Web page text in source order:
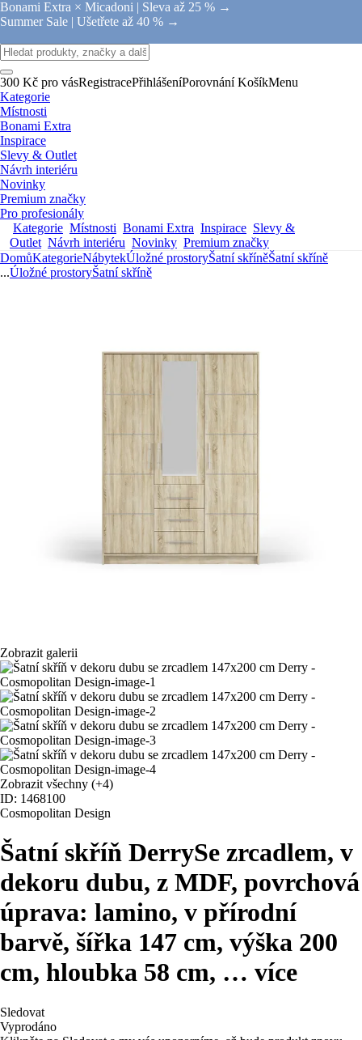
Bonami Extra × Micadoni | Sleva až 25 % →
Summer Sale | Ušetřete až 40 % →
300 Kč pro vásRegistracePřihlášeníPorovnání KošíkMenu
Kategorie
Místnosti
Bonami Extra
Inspirace
Slevy & Outlet
Návrh interiéru
Novinky
Premium značky
Pro profesionály
Kategorie Místnosti Bonami Extra Inspirace Slevy &
Outlet Návrh interiéru Novinky Premium značky
DomůKategorieNábytekÚložné prostoryŠatní skříněŠatní skříně
...Úložné prostoryŠatní skříně
Zobrazit galerii
Zobrazit všechny (+4)
ID: 1468100
Cosmopolitan Design
Šatní skříň DerrySe zrcadlem, v
dekoru dubu, z MDF, povrchová
úprava: lamino, v přírodní
barvě, šířka 147 cm, výška 200
cm, hloubka 58 cm, … více
Sledovat
Vyprodáno